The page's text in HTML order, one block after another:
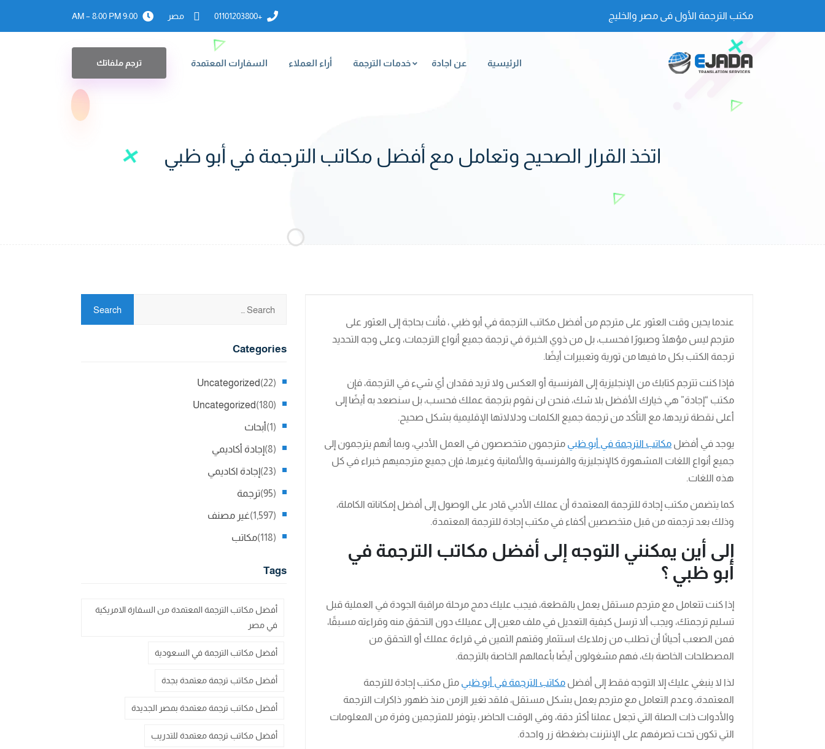
مكتب الترجمة الأول فى مصر والخليج +01101203800 مصر 9:00 AM – 8:00 PM
الرئيسية عن اجادة خدمات الترجمة أراء العملاء السفارات المعتمدة ترجم ملفاتك
اتخذ القرار الصحيح وتعامل مع أفضل مكاتب الترجمة في أبو ظبي
عندما يحين وقت العثور على مترجم من أفضل مكاتب الترجمة في أبو ظبي ، فأنت بحاجة إلى العثور على
مترجم ليس مؤهلًا وصبورًا فحسب، بل من ذوي الخبرة في ترجمة جميع أنواع الترجمات، وعلى وجه التحديد
ترجمة الكتب بكل ما فيها من تورية وتعبيرات أيضًا.
فإذا كنت تترجم كتابك من الإنجليزية إلى الفرنسية أو العكس ولا تريد فقدان أي شيء في الترجمة، فإن
مكتب “إجادة” هي خيارك الأفضل بلا شك، فنحن لن نقوم بترجمة عملك فحسب، بل سنصعد به أيضًا إلى
أعلى نقطة تريدها، مع التأكد من ترجمة جميع الكلمات ودلالاتها الإقليمية بشكل صحيح.
يوجد في أفضل مكاتب الترجمة في أبو ظبي مترجمون متخصصون في العمل الأدبي، وبما أنهم يترجمون إلى
جميع أنواع اللغات المشهورة كالإنجليزية والفرنسية والألمانية وغيرها، فإن جميع مترجميهم خبراء في كل
هذه اللغات.
كما يتضمن مكتب إجادة للترجمة المعتمدة أن عملك الأدبي قادر على الوصول إلى أفضل إمكاناته الكاملة،
وذلك بعد ترجمته من قبل متخصصين أكفاء في مكتب إجادة للترجمة المعتمدة.
إلى أين يمكنني التوجه إلى أفضل مكاتب الترجمة في
أبو ظبي ؟
إذا كنت تتعامل مع مترجم مستقل يعمل بالقطعة، فيجب عليك دمج مرحلة مراقبة الجودة في العملية قبل
تسليم ترجمتك، ويجب ألا ترسل كيفية التعديل في ملف معين إلى عميلك دون التحقق منه وقراءته مسبقًا،
فمن الصعب أحيانًا أن تطلب من زملاءك استثمار وقتهم الثمين في قراءة عملك أو التحقق من
المصطلحات الخاصة بك، فهم مشغولون أيضًا بأعمالهم الخاصة بالترجمة.
لذا لا ينبغي عليك إلا التوجه فقط إلى أفضل مكاتب الترجمة في أبو ظبي مثل مكتب إجادة للترجمة
المعتمدة، وعدم التعامل مع مترجم يعمل بشكل مستقل، فلقد تغير الزمن منذ ظهور ذاكرات الترجمة
والأدوات ذات الصلة التي تجعل عملنا أكثر دقة، وفي الوقت الحاضر، يتوفر للمترجمين وفرة من المعلومات
التي تكون تحت تصرفهم على الإنترنت بضغطة زر واحدة.
Categories
Uncategorized (22)
Uncategorized (180)
أبحاث (1)
إجادة أكاديمي (8)
إجادة اكاديمي (23)
ترجمة (95)
غير مصنف (1,597)
مكاتب (118)
Tags
أفضل مكاتب الترجمة المعتمدة من السفارة الامريكية
في مصر
أفضل مكاتب الترجمة في السعودية
أفضل مكاتب ترجمة معتمدة بجدة
أفضل مكاتب ترجمة معتمدة بمصر الجديدة
أفضل مكاتب ترجمة معتمدة للتدريب